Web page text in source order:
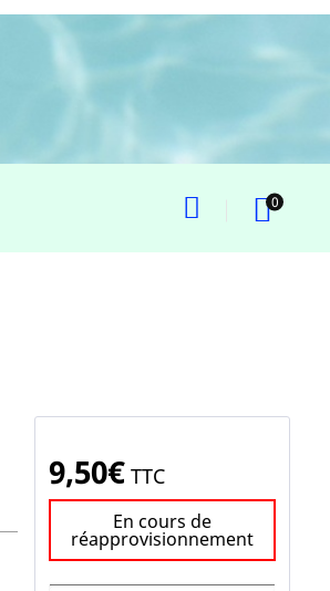
0
9,50€ TTC
En cours de
réapprovisionnement